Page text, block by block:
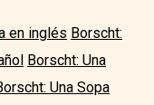
en inglés Borscht:
Borscht: Una
Una Sopa